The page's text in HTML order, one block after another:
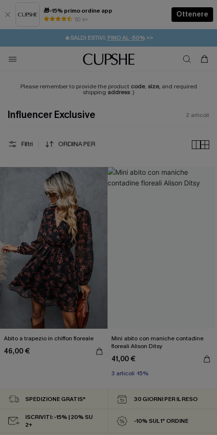
🎁-15% primo ordine app
50 k+
Ottenere
⚡️-15% SUGLI ESSENZIALI DA VACANZA | ACQUISTA
🔥SALDI ESTIVI: FINO AL -50%>>
🚚SPEDIZIONE GRATUITA DA 49€
💌REGALO PER I NUOVI: 20% DI SCONTO*
Please remember to provide the product code, size,and required
shipping address:)
Influencer Exclusive 2 articoli
Filtri ORDINA PER
Abito a trapezio in chiffon floreale
46,00 €
Mini abito con maniche contadine
floreali Alison Ditsy
41,00 €
3 articoli -15%
SPEDIZIONE GRATIS* 30 GIORNI PER IL RESO
ISCRIVITI: -15% | 20% SU
2+
-10% SUL 1° ORDINE